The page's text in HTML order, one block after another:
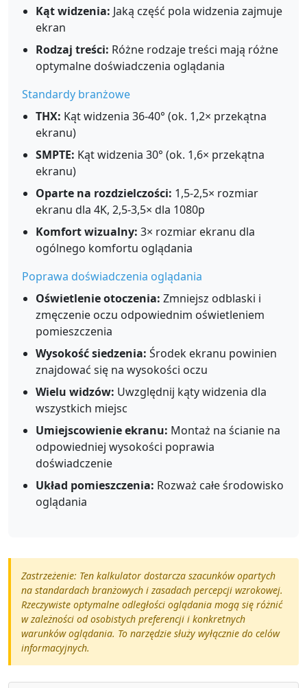
Kąt widzenia: Jaką część pola widzenia zajmuje
ekran
Rodzaj treści: Różne rodzaje treści mają różne
optymalne doświadczenia oglądania
Standardy branżowe
THX: Kąt widzenia 36-40° (ok. 1,2× przekątna
ekranu)
SMPTE: Kąt widzenia 30° (ok. 1,6× przekątna
ekranu)
Oparte na rozdzielczości: 1,5-2,5× rozmiar
ekranu dla 4K, 2,5-3,5× dla 1080p
Komfort wizualny: 3× rozmiar ekranu dla
ogólnego komfortu oglądania
Poprawa doświadczenia oglądania
Oświetlenie otoczenia: Zmniejsz odblaski i
zmęczenie oczu odpowiednim oświetleniem
pomieszczenia
Wysokość siedzenia: Środek ekranu powinien
znajdować się na wysokości oczu
Wielu widzów: Uwzględnij kąty widzenia dla
wszystkich miejsc
Umiejscowienie ekranu: Montaż na ścianie na
odpowiedniej wysokości poprawia
doświadczenie
Układ pomieszczenia: Rozważ całe środowisko
oglądania
Zastrzeżenie: Ten kalkulator dostarcza szacunków opartych
na standardach branżowych i zasadach percepcji wzrokowej.
Rzeczywiste optymalne odległości oglądania mogą się różnić
w zależności od osobistych preferencji i konkretnych
warunków oglądania. To narzędzie służy wyłącznie do celów
informacyjnych.